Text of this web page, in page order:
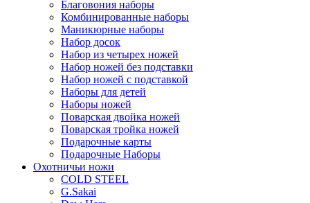
Благовония наборы
Комбинированные наборы
Маникюрные наборы
Набор досок
Набор из четырех ножей
Набор ножей без подставки
Набор ножей с подставкой
Наборы для детей
Наборы ножей
Поварская двойка ножей
Поварская тройка ножей
Подарочные карты
Подарочные Наборы
Охотничьи ножи
COLD STEEL
G.Sakai